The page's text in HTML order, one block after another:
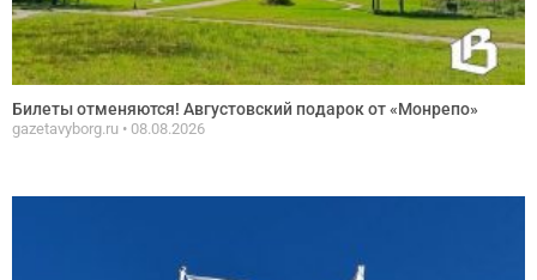
Билеты отменяются! Августовский подарок от «Монрепо»
gazetavyborg.ru 08.08.2026